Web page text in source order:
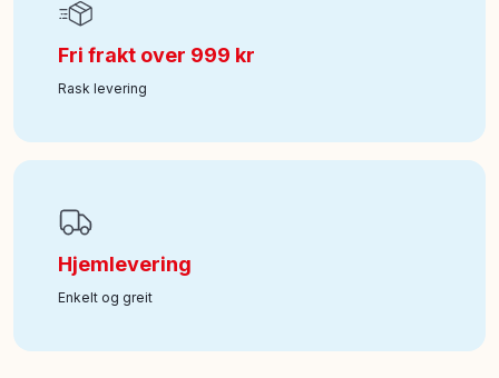
Fri frakt over 999 kr
Rask levering
Hjemlevering
Enkelt og greit